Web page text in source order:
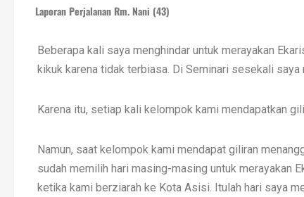
Laporan Perjalanan Rm. Nani (43)
Beberapa kali saya menghindar untuk merayakan
kikuk karena tidak terbiasa. Di Seminari sesekali
Karena itu, setiap kali kelompok kami mendapatkan
Namun, saat kelompok kami mendapat giliran
sudah memilih hari masing-masing untuk merayakan
ketika kami berziarah ke Kota Asisi. Itulah hari saya